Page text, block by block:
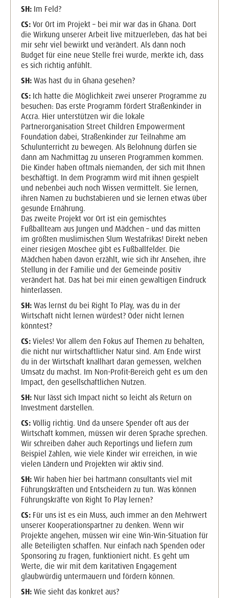
SH: Im Feld?
CS: Vor Ort im Projekt – bei mir war das in Ghana. Dort
die Wirkung unserer Arbeit live mitzuerleben, das hat bei
mir sehr viel bewirkt und verändert. Als dann noch
Budget für eine neue Stelle frei wurde, merkte ich, dass
es sich richtig anfühlt.
SH: Was hast du in Ghana gesehen?
CS: Ich hatte die Möglichkeit zwei unserer Programme zu
besuchen: Das erste Programm fördert Straßenkinder in
Accra. Hier unterstützen wir die lokale
Partnerorganisation Street Children Empowerment
Foundation dabei, Straßenkinder zur Teilnahme am
Schulunterricht zu bewegen. Als Belohnung dürfen sie
dann am Nachmittag zu unseren Programmen kommen.
Die Kinder haben oftmals niemanden, der sich mit Ihnen
beschäftigt. In dem Programm wird mit ihnen gespielt
und nebenbei auch noch Wissen vermittelt. Sie lernen,
ihren Namen zu buchstabieren und sie lernen etwas über
gesunde Ernährung.
Das zweite Projekt vor Ort ist ein gemischtes
Fußballteam aus Jungen und Mädchen – und das mitten
im größten muslimischen Slum Westafrikas! Direkt neben
einer riesigen Moschee gibt es Fußballfelder. Die
Mädchen haben davon erzählt, wie sich ihr Ansehen, ihre
Stellung in der Familie und der Gemeinde positiv
verändert hat. Das hat bei mir einen gewaltigen Eindruck
hinterlassen.
SH: Was lernst du bei Right To Play, was du in der
Wirtschaft nicht lernen würdest? Oder nicht lernen
könntest?
CS: Vieles! Vor allem den Fokus auf Themen zu behalten,
die nicht nur wirtschaftlicher Natur sind. Am Ende wirst
du in der Wirtschaft knallhart daran gemessen, welchen
Umsatz du machst. Im Non-Profit-Bereich geht es um den
Impact, den gesellschaftlichen Nutzen.
SH: Nur lässt sich Impact nicht so leicht als Return on
Investment darstellen.
CS: Völlig richtig. Und da unsere Spender oft aus der
Wirtschaft kommen, müssen wir deren Sprache sprechen.
Wir schreiben daher auch Reportings und liefern zum
Beispiel Zahlen, wie viele Kinder wir erreichen, in wie
vielen Ländern und Projekten wir aktiv sind.
SH: Wir haben hier bei hartmann consultants viel mit
Führungskräften und Entscheidern zu tun. Was können
Führungskräfte von Right To Play lernen?
CS: Für uns ist es ein Muss, auch immer an den Mehrwert
unserer Kooperationspartner zu denken. Wenn wir
Projekte angehen, müssen wir eine Win-Win-Situation für
alle Beteiligten schaffen. Nur einfach nach Spenden oder
Sponsoring zu fragen, funktioniert nicht. Es geht um
Werte, die wir mit dem karitativen Engagement
glaubwürdig untermauern und fördern können.
SH: Wie sieht das konkret aus?